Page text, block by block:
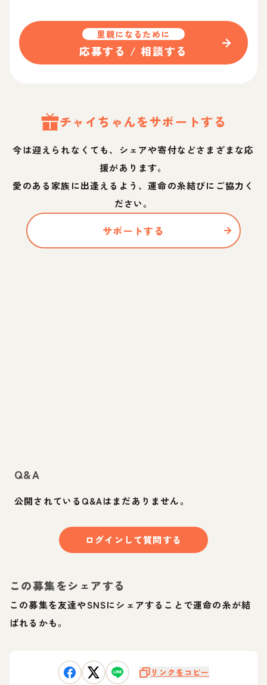
里親になるために
応募する / 相談する
チャイちゃんをサポートする
今は迎えられなくても、シェアや寄付などさまざまな応
援があります。
愛のある家族に出逢えるよう、運命の糸結びにご協力く
ださい。
サポートする
Q&A
公開されているQ&Aはまだありません。
ログインして質問する
この募集をシェアする
この募集を友達やSNSにシェアすることで運命の糸が結
ばれるかも。
リンクをコピー